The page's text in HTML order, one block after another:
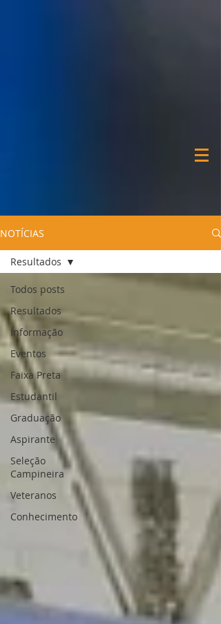
NOTÍCIAS
Todos posts
Resultados
Informação
Eventos
Faixa Preta
Estudantil
Graduação
Aspirante
Seleção
Campineira
Veteranos
Conhecimento
Resultados